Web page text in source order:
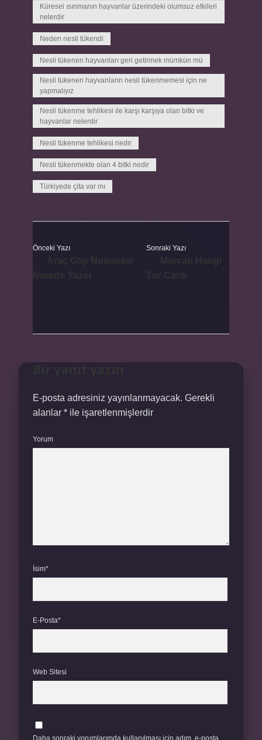
Küresel ısınmanın hayvanlar üzerindeki olumsuz etkileri
nelerdir
Neden nesli tükendi
Nesli tükenen hayvanları geri getirmek mümkün mü
Nesli tükenen hayvanların nesli tükenmemesi için ne
yapmalıyız
Nesli tükenme tehlikesi ile karşı karşıya olan bitki ve
hayvanlar nelerdir
Nesli tükenme tehlikesi nedir
Nesli tükenmekte olan 4 bitki nedir
Türkiyede çita var mı
Önceki Yazı Sonraki Yazı
E-posta adresiniz yayınlanmayacak. Gerekli
alanlar * ile işaretlenmişlerdir
Yorum
İsim*
E-Posta*
Web Sitesi
Daha sonraki yorumlarımda kullanılması için adım, e-posta